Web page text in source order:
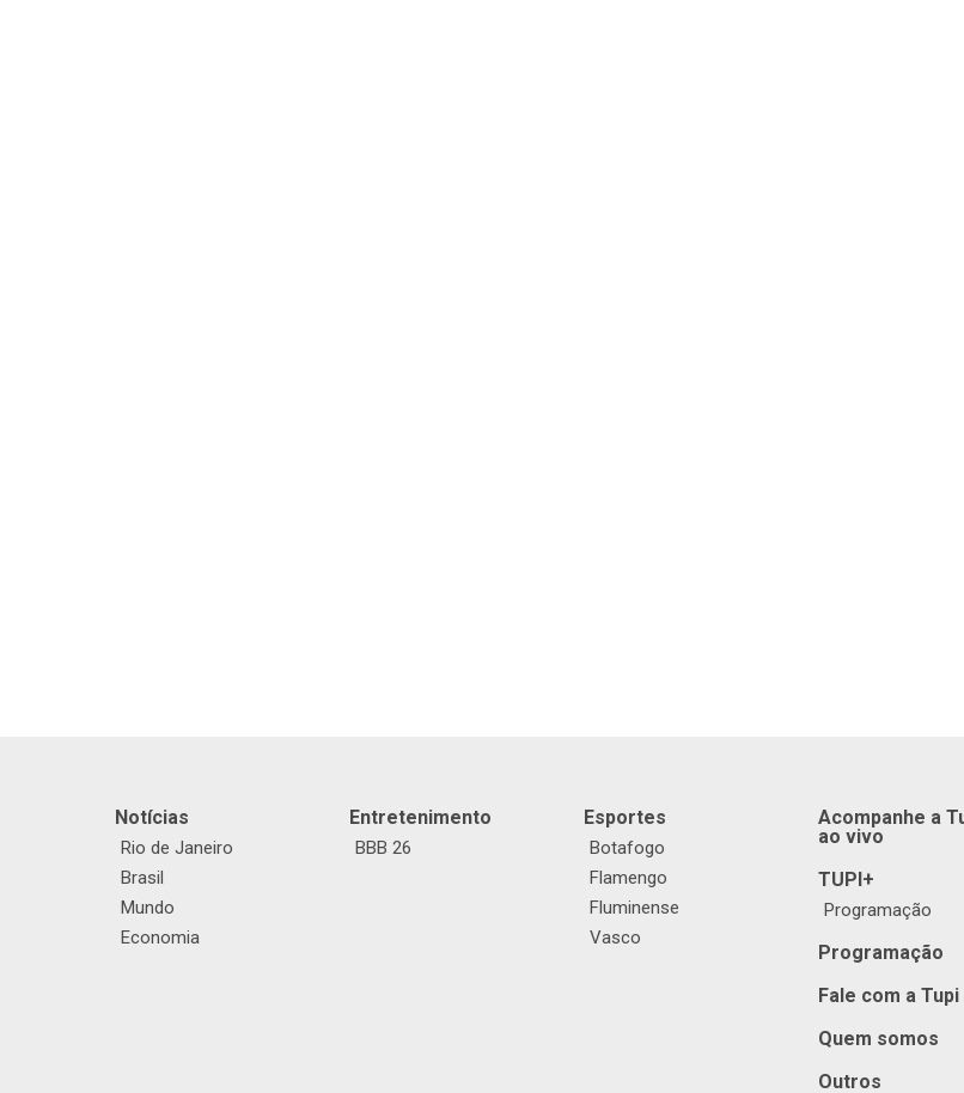
Notícias
Rio de Janeiro
Brasil
Mundo
Economia
Entretenimento
BBB 26
Esportes
Botafogo
Flamengo
Fluminense
Vasco
Acompanhe a
ao vivo
TUPI+
Programação
Programação
Fale com a Tupi
Quem somos
Outros